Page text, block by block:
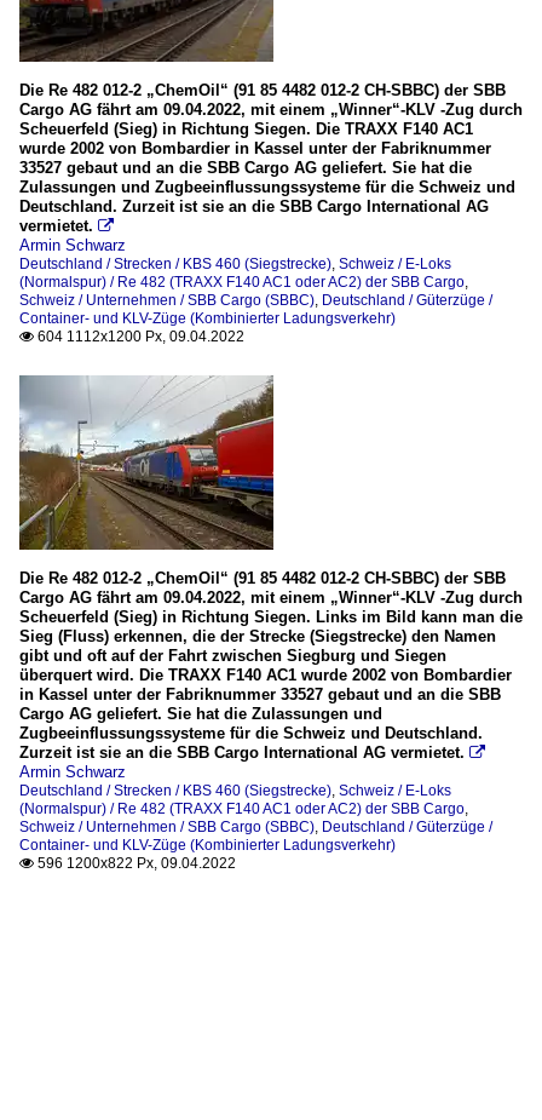
Die Re 482 012-2 „ChemOil“ (91 85 4482 012-2 CH-SBBC) der SBB
Cargo AG fährt am 09.04.2022, mit einem „Winner“-KLV -Zug durch
Scheuerfeld (Sieg) in Richtung Siegen. Die TRAXX F140 AC1
wurde 2002 von Bombardier in Kassel unter der Fabriknummer
33527 gebaut und an die SBB Cargo AG geliefert. Sie hat die
Zulassungen und Zugbeeinflussungssysteme für die Schweiz und
Deutschland. Zurzeit ist sie an die SBB Cargo International AG
vermietet. 
Armin Schwarz
Deutschland / Strecken / KBS 460 (Siegstrecke), Schweiz / E-Loks
(Normalspur) / Re 482 (TRAXX F140 AC1 oder AC2) der SBB Cargo,
Schweiz / Unternehmen / SBB Cargo (SBBC), Deutschland / Güterzüge /
Container- und KLV-Züge (Kombinierter Ladungsverkehr)
 604 1112x1200 Px, 09.04.2022
Die Re 482 012-2 „ChemOil“ (91 85 4482 012-2 CH-SBBC) der SBB
Cargo AG fährt am 09.04.2022, mit einem „Winner“-KLV -Zug durch
Scheuerfeld (Sieg) in Richtung Siegen. Links im Bild kann man die
Sieg (Fluss) erkennen, die der Strecke (Siegstrecke) den Namen
gibt und oft auf der Fahrt zwischen Siegburg und Siegen
überquert wird. Die TRAXX F140 AC1 wurde 2002 von Bombardier
in Kassel unter der Fabriknummer 33527 gebaut und an die SBB
Cargo AG geliefert. Sie hat die Zulassungen und
Zugbeeinflussungssysteme für die Schweiz und Deutschland.
Zurzeit ist sie an die SBB Cargo International AG vermietet. 
Armin Schwarz
Deutschland / Strecken / KBS 460 (Siegstrecke), Schweiz / E-Loks
(Normalspur) / Re 482 (TRAXX F140 AC1 oder AC2) der SBB Cargo,
Schweiz / Unternehmen / SBB Cargo (SBBC), Deutschland / Güterzüge /
Container- und KLV-Züge (Kombinierter Ladungsverkehr)
 596 1200x822 Px, 09.04.2022